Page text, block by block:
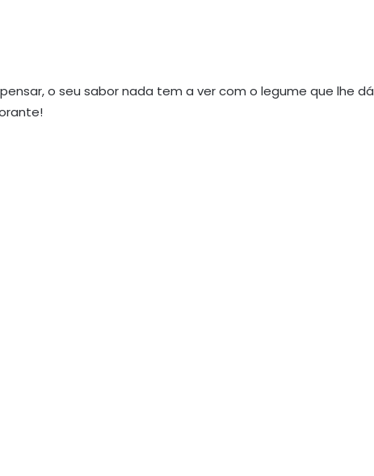
o seu sabor nada tem a ver com o legume que lhe dá